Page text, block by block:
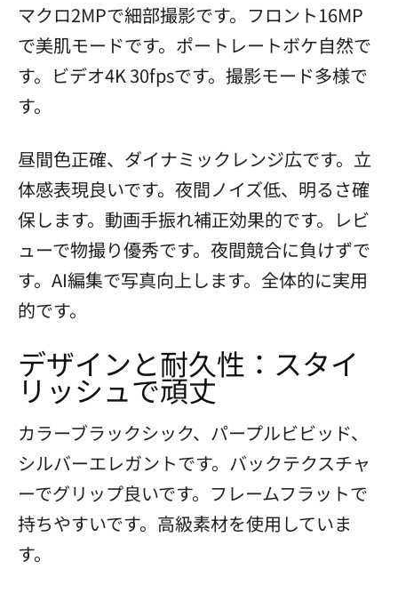
マクロ2MPで細部撮影です。フロント16MP
で美肌モードです。ポートレートボケ自然で
す。ビデオ4K 30fpsです。撮影モード多様で
す。
昼間色正確、ダイナミックレンジ広です。立
体感表現良いです。夜間ノイズ低、明るさ確
保します。動画手振れ補正効果的です。レビ
ューで物撮り優秀です。夜間競合に負けずで
す。AI編集で写真向上します。全体的に実用
的です。
デザインと耐久性：スタイ
リッシュで頑丈
カラーブラックシック、パープルビビッド、
シルバーエレガントです。バックテクスチャ
ーでグリップ良いです。フレームフラットで
持ちやすいです。高級素材を使用していま
す。